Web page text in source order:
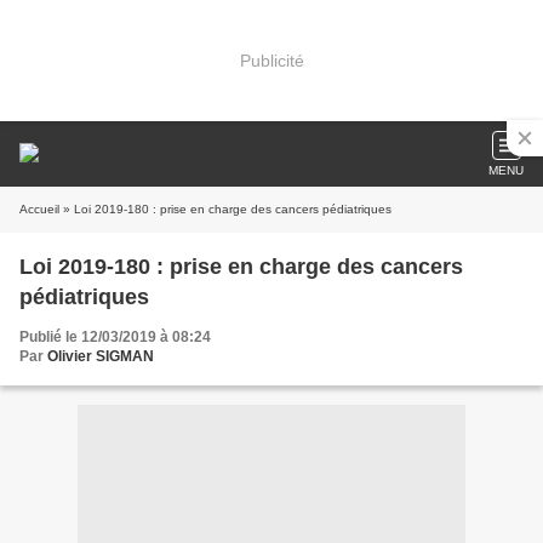
Publicité
MENU
Accueil » Loi 2019-180 : prise en charge des cancers pédiatriques
Loi 2019-180 : prise en charge des cancers
pédiatriques
Publié le 12/03/2019 à 08:24
Par Olivier SIGMAN